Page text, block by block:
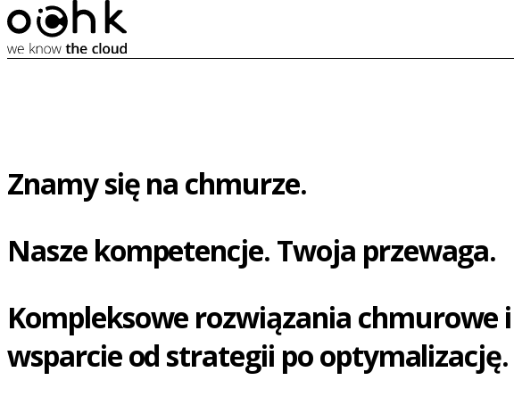
Znamy się na chmurze.
Nasze kompetencje. Twoja przewaga.
Kompleksowe rozwiązania chmurowe
wsparcie od strategii po optymalizację.